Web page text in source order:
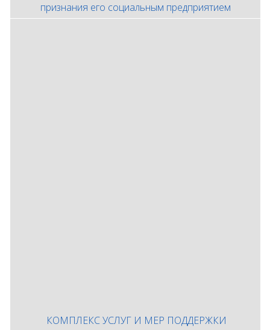
признания его социальным предприятием
КОМПЛЕКС УСЛУГ И МЕР ПОДДЕРЖКИ